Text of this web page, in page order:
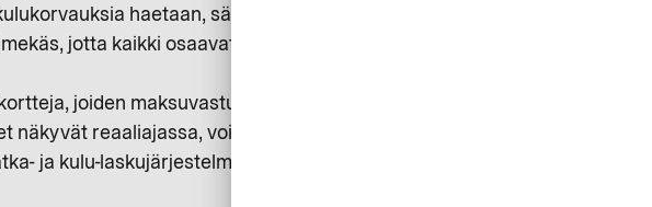
haetaan, säästää aikaa ja minimoi
jotta kaikki osaavat noudattaa sitä, hän
joiden maksuvastuu on yrityksellä.
reaaliajassa, voidaan asettaa ostorajoja ja
ja kulu-laskujärjestelmiin, jotka mahdollistavat